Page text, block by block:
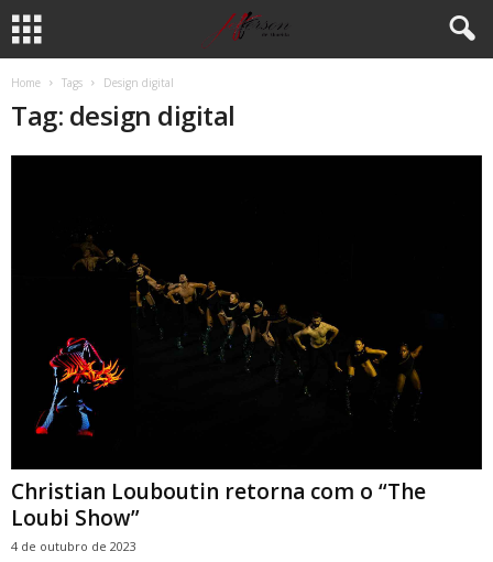
Home Tags Design digital
Tag: design digital
Christian Louboutin retorna com o “The
Loubi Show”
4 de outubro de 2023